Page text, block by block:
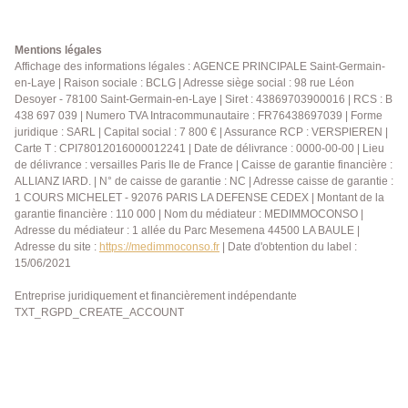
électrique et de deux balcons, offrant des espaces
extérieurs appréciables. Pour compléter ses
prestations, une place de parking couverte en sous-
sol est incluse. Vous profiterez d'un emplacement
privilégié, à proximité immédiate des commerces
(supermarché, boulangerie, pharmacie,
restaurants...), des établissements scolaires de la
maternelle au lycée, d'une crèche, ainsi que de la
gare Saint-Germain-en-Laye ? Bel Air ? Fourqueux,
facilitant vos déplacements au quotidien. Que ce soit
pour une résidence principale ou un investissement
patrimonial, ce bien représente une belle opportunité
sa qualité de vie. Prix : 320 000 € Pour tout
renseignement complémentaire ou pour organiser
Mentions légales
Affichage des informations légales : AGENCE PRINCIPALE Saint-Germain-
en-Laye | Raison sociale : BCLG | Adresse siège social : 98 rue Léon
Desoyer - 78100 Saint-Germain-en-Laye | Siret : 43869703900016 | RCS : B
438 697 039 | Numero TVA Intracommunautaire : FR76438697039 | Forme
juridique : SARL | Capital social : 7 800 € | Assurance RCP : VERSPIEREN |
Carte T : CPI78012016000012241 | Date de délivrance : 0000-00-00 | Lieu
de délivrance : versailles Paris Ile de France | Caisse de garantie financière :
ALLIANZ IARD. | N° de caisse de garantie : NC | Adresse caisse de garantie :
1 COURS MICHELET - 92076 PARIS LA DEFENSE CEDEX | Montant de la
garantie financière : 110 000 | Nom du médiateur : MEDIMMOCONSO |
Adresse du médiateur : 1 allée du Parc Mesemena 44500 LA BAULE |
Adresse du site : https://medimmoconso.fr | Date d'obtention du label :
15/06/2021
Entreprise juridiquement et financièrement indépendante
TXT_RGPD_CREATE_ACCOUNT